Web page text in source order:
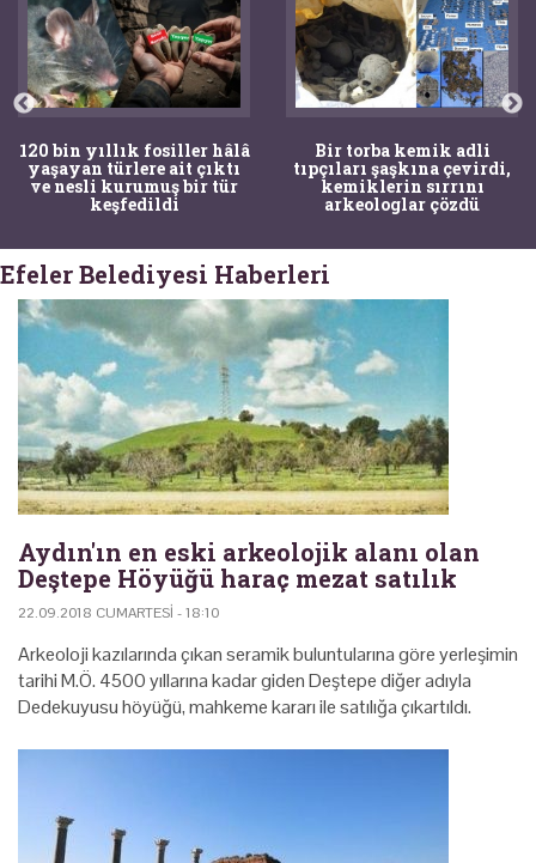
120 bin yıllık fosiller hâlâ
yaşayan türlere ait çıktı
ve nesli kurumuş bir tür
keşfedildi
Bir torba kemik adli
tıpçıları şaşkına çevirdi,
kemiklerin sırrını
arkeologlar çözdü
Efeler Belediyesi Haberleri
Aydın'ın en eski arkeolojik alanı olan
Deştepe Höyüğü haraç mezat satılık
22.09.2018 CUMARTESI - 18:10
Arkeoloji kazılarında çıkan seramik buluntularına göre yerleşimin
tarihi M.Ö. 4500 yıllarına kadar giden Deştepe diğer adıyla
Dedekuyusu höyüğü, mahkeme kararı ile satılığa çıkartıldı.